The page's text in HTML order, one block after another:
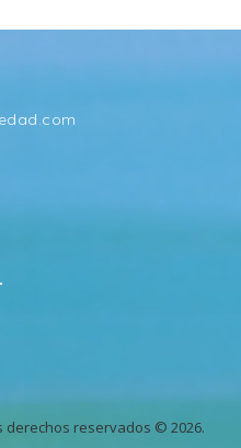
derechos reservados © 2026.